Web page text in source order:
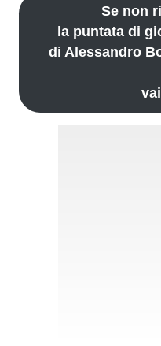
Se non
la puntata di
di Alessandro